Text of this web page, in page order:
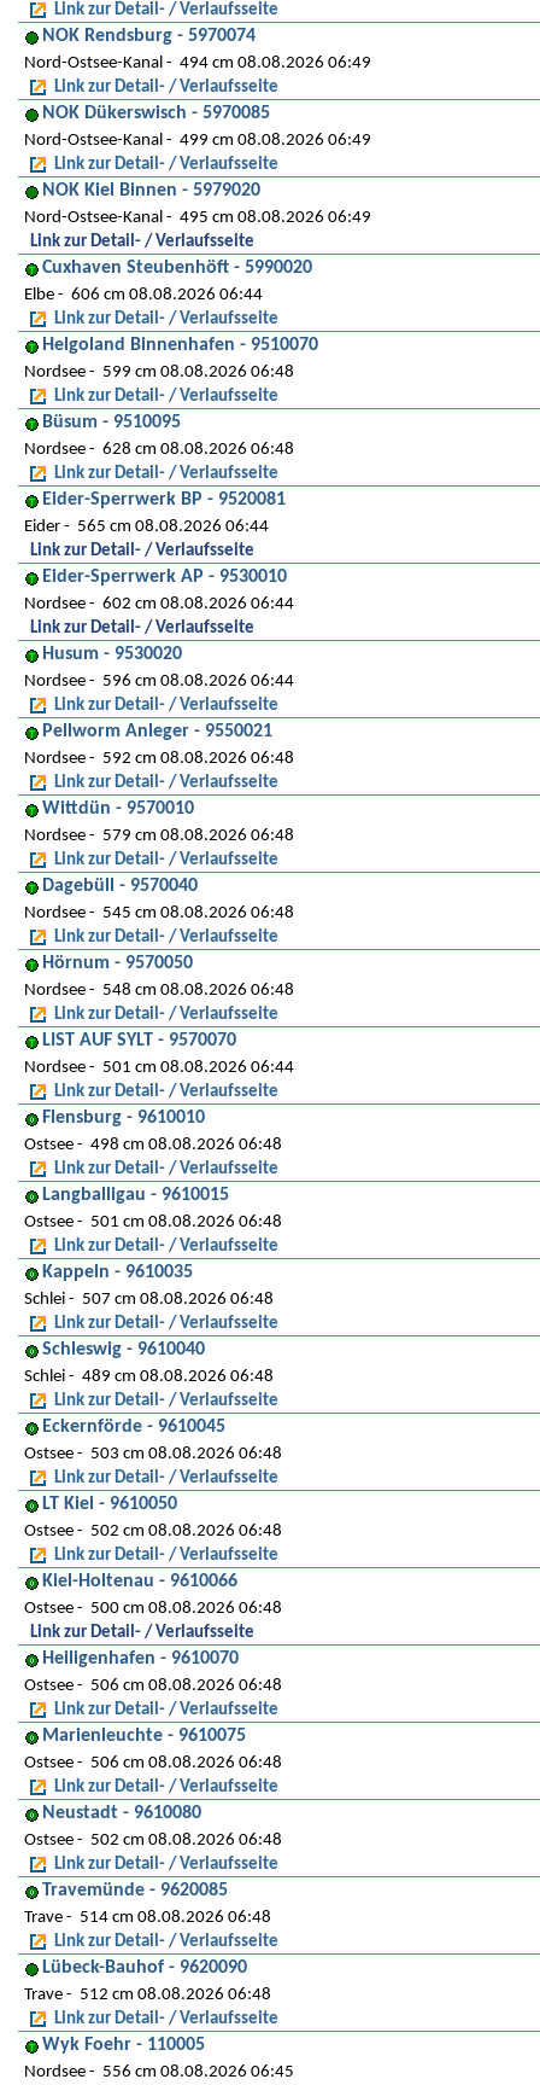
Link zur Detail- / Verlaufsseite
NOK Rendsburg - 5970074
Nord-Ostsee-Kanal
494 cm 08.08.2026 06:49
Link zur Detail- / Verlaufsseite
NOK Dükerswisch - 5970085
Nord-Ostsee-Kanal
499 cm 08.08.2026 06:49
Link zur Detail- / Verlaufsseite
NOK Kiel Binnen - 5979020
Nord-Ostsee-Kanal
495 cm 08.08.2026 06:49
Link zur Detail- / Verlaufsseite
Cuxhaven Steubenhöft - 5990020
Elbe
606 cm 08.08.2026 06:44
Link zur Detail- / Verlaufsseite
Helgoland Binnenhafen - 9510070
Nordsee
599 cm 08.08.2026 06:48
Link zur Detail- / Verlaufsseite
Büsum - 9510095
Nordsee
628 cm 08.08.2026 06:48
Link zur Detail- / Verlaufsseite
Eider-Sperrwerk BP - 9520081
Eider
565 cm 08.08.2026 06:44
Link zur Detail- / Verlaufsseite
Eider-Sperrwerk AP - 9530010
Nordsee
602 cm 08.08.2026 06:44
Link zur Detail- / Verlaufsseite
Husum - 9530020
Nordsee
596 cm 08.08.2026 06:44
Link zur Detail- / Verlaufsseite
Pellworm Anleger - 9550021
Nordsee
592 cm 08.08.2026 06:48
Link zur Detail- / Verlaufsseite
Wittdün - 9570010
Nordsee
579 cm 08.08.2026 06:48
Link zur Detail- / Verlaufsseite
Dagebüll - 9570040
Nordsee
545 cm 08.08.2026 06:48
Link zur Detail- / Verlaufsseite
Hörnum - 9570050
Nordsee
548 cm 08.08.2026 06:48
Link zur Detail- / Verlaufsseite
LIST AUF SYLT - 9570070
Nordsee
501 cm 08.08.2026 06:44
Link zur Detail- / Verlaufsseite
Flensburg - 9610010
Ostsee
498 cm 08.08.2026 06:48
Link zur Detail- / Verlaufsseite
Langballigau - 9610015
Ostsee
501 cm 08.08.2026 06:48
Link zur Detail- / Verlaufsseite
Kappeln - 9610035
Schlei
507 cm 08.08.2026 06:48
Link zur Detail- / Verlaufsseite
Schleswig - 9610040
Schlei
489 cm 08.08.2026 06:48
Link zur Detail- / Verlaufsseite
Eckernförde - 9610045
Ostsee
503 cm 08.08.2026 06:48
Link zur Detail- / Verlaufsseite
LT Kiel - 9610050
Ostsee
502 cm 08.08.2026 06:48
Link zur Detail- / Verlaufsseite
Kiel-Holtenau - 9610066
Ostsee
500 cm 08.08.2026 06:48
Link zur Detail- / Verlaufsseite
Heiligenhafen - 9610070
Ostsee
506 cm 08.08.2026 06:48
Link zur Detail- / Verlaufsseite
Marienleuchte - 9610075
Ostsee
506 cm 08.08.2026 06:48
Link zur Detail- / Verlaufsseite
Neustadt - 9610080
Ostsee
502 cm 08.08.2026 06:48
Link zur Detail- / Verlaufsseite
Travemünde - 9620085
Trave
514 cm 08.08.2026 06:48
Link zur Detail- / Verlaufsseite
Lübeck-Bauhof - 9620090
Trave
512 cm 08.08.2026 06:48
Link zur Detail- / Verlaufsseite
Wyk Foehr - 110005
Nordsee 556 cm 08.08.2026 06:45